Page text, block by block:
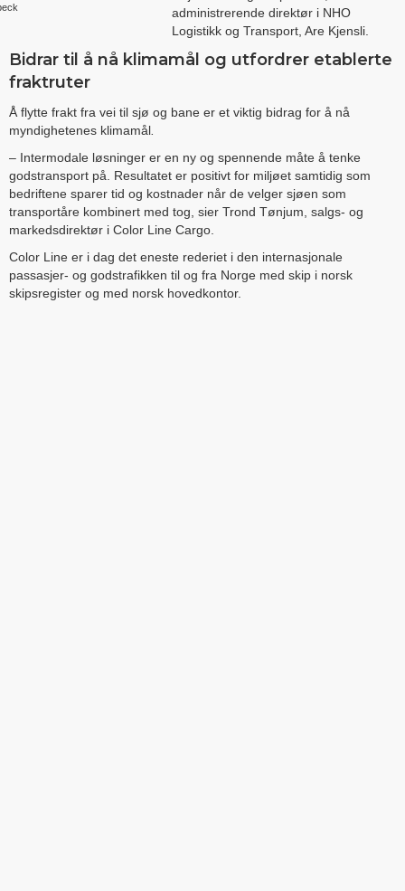
administrerende direktør i NHO
Logistikk og Transport, Are Kjensli.
Bidrar til å nå klimamål og utfordrer etablerte
fraktruter
Å flytte frakt fra vei til sjø og bane er et viktig bidrag for å nå
myndighetenes klimamål
– Intermodale løsninger er en ny og spennende måte å tenke
godstransport på. Resultatet er positivt for miljøet samtidig som
bedriftene sparer tid og kostnader når de velger sjøen som
transportåre kombinert med tog, sier Trond Tønjum, salgs- og
markedsdirektør i Color Line Cargo.
Color Line er i dag det eneste rederiet i den internasjonale
passasjer- og godstrafikken til og fra Norge med skip i norsk
skipsregister og med norsk hovedkontor.